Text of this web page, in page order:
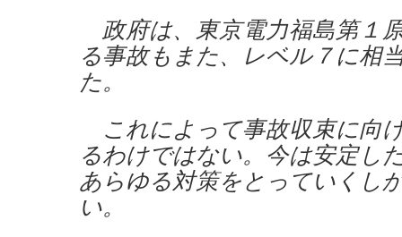
政府は、東京電力福島第１
る事故もまた、レベル７に相
た。
これによって事故収束に向
るわけではない。今は安定し
あらゆる対策をとっていくし
い。